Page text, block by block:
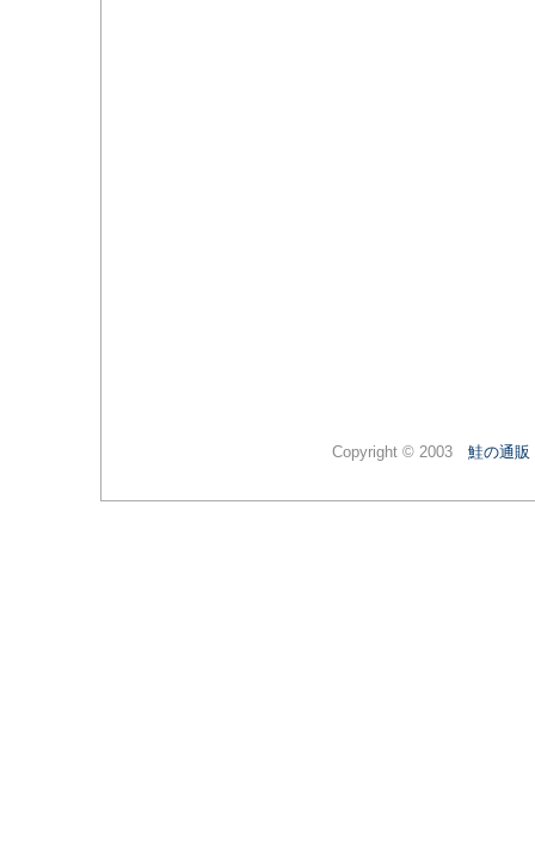
Copyright © 2003 鮭の通販